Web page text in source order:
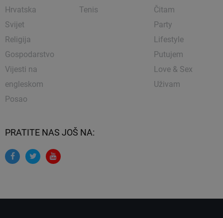
Hrvatska
Svijet
Religija
Gospodarstvo
Vijesti na
engleskom
Posao
Tenis
Čitam
Party
Lifestyle
Putujem
Love & Sex
Uživam
PRATITE NAS JOŠ NA: